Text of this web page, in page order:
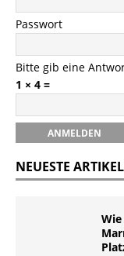
Passwort
Bitte gib eine
1 × 4 =
NEUESTE ARTIKEL